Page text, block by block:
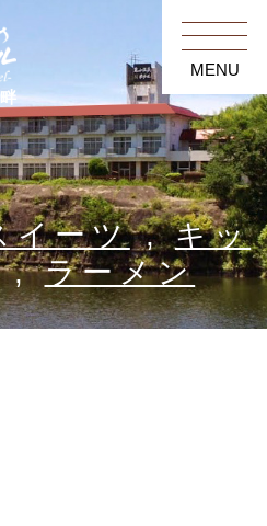
MENU
イーツ,キッ
,ラーメン